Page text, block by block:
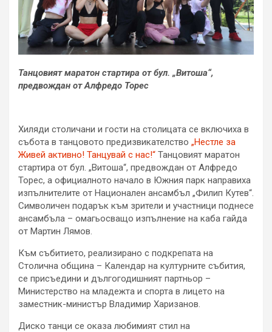
Танцовият маратон стартира от бул. „Витоша“,
предвождан от Алфредо Торес
Хиляди столичани и гости на столицата се включиха в
събота в танцовото предизвикателство „Нестле за
Живей активно! Танцувай с нас!“ Танцовият маратон
стартира от бул. „Витоша“, предвождан от Алфредо
Торес, а официалното начало в Южния парк направиха
изпълнителите от Национален ансамбъл „Филип Кутев“.
Символичен подарък към зрители и участници поднесе
ансамбъла – омагьосващо изпълнение на каба гайда
от Мартин Лямов.
Към събитието, реализирано с подкрепата на
Столична община – Календар на културните събития,
се присъедини и дългогодишният партньор –
Министерство на младежта и спорта в лицето на
заместник-министър Владимир Харизанов.
Диско танци се оказа любимият стил на